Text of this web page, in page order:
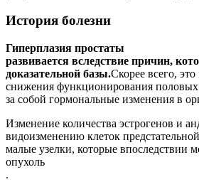
История болезни
Гиперплазия простаты
развивается вследствие причин,
доказательной базы.Скорее всего,
снижения функционирования половых
за собой гормональные изменения в
Изменение количества эстрогенов и
видоизменению клеток
малые узелки, которые впоследствии
опухоль
.